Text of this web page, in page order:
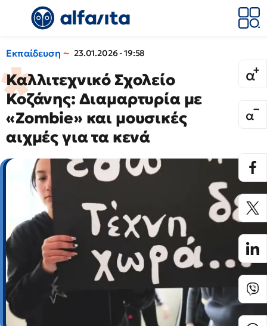
Εκπαίδευση 23.01.2026 - 19:58
Καλλιτεχνικό Σχολείο
Κοζάνης: Διαμαρτυρία με
«Zombie» και μουσικές
αιχμές για τα κενά